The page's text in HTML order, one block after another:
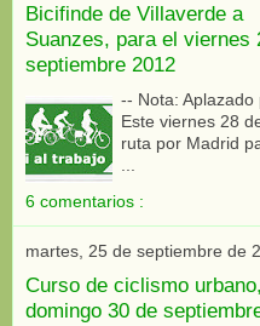
Bicifinde de Villaverde a
Suanzes, para el viernes
septiembre 2012
-- Nota:
Este viernes 28
ruta por Madrid
6 comentarios :
martes, 25 de septiembre de
Curso de ciclismo urbano,
domingo 30 de